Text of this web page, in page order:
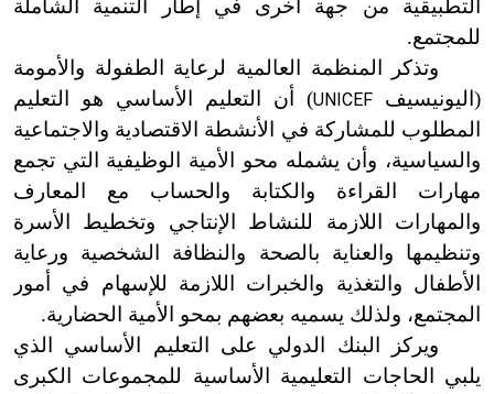
التطبيقية من جهة أخرى في إطار التنمية الشاملة
للمجتمع.
وتذكر المنظمة العالمية لرعاية الطفولة والأمومة
(اليونيسيف UNICEF) أن التعليم الأساسي هو التعليم
المطلوب للمشاركة في الأنشطة الاقتصادية والاجتماعية
والسياسية، وأن يشمله محو الأمية الوظيفية التي تجمع
مهارات القراءة والكتابة والحساب مع المعارف
والمهارات اللازمة للنشاط الإنتاجي وتخطيط الأسرة
وتنظيمها والعناية بالصحة والنظافة الشخصية ورعاية
الأطفال والتغذية والخبرات اللازمة للإسهام في أمور
المجتمع، ولذلك يسميه بعضهم بمحو الأمية الحضارية.
ويركز البنك الدولي على التعليم الأساسي الذي
يلبي الحاجات التعليمية الأساسية للمجموعات الكبرى